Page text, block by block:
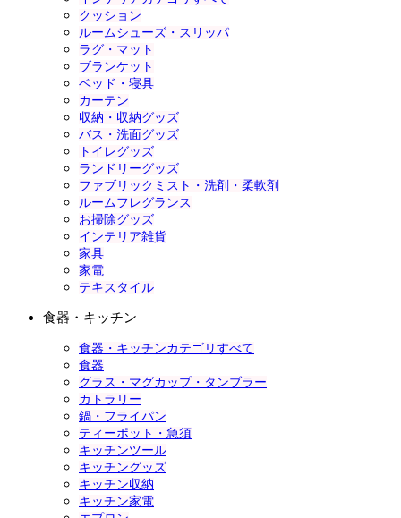
クッション
ルームシューズ・スリッパ
ラグ・マット
ブランケット
ベッド・寝具
カーテン
収納・収納グッズ
バス・洗面グッズ
トイレグッズ
ランドリーグッズ
ファブリックミスト・洗剤・柔軟剤
ルームフレグランス
お掃除グッズ
インテリア雑貨
家具
家電
テキスタイル
食器・キッチン
食器・キッチンカテゴリすべて
食器
グラス・マグカップ・タンブラー
カトラリー
鍋・フライパン
ティーポット・急須
キッチンツール
キッチングッズ
キッチン収納
キッチン家電